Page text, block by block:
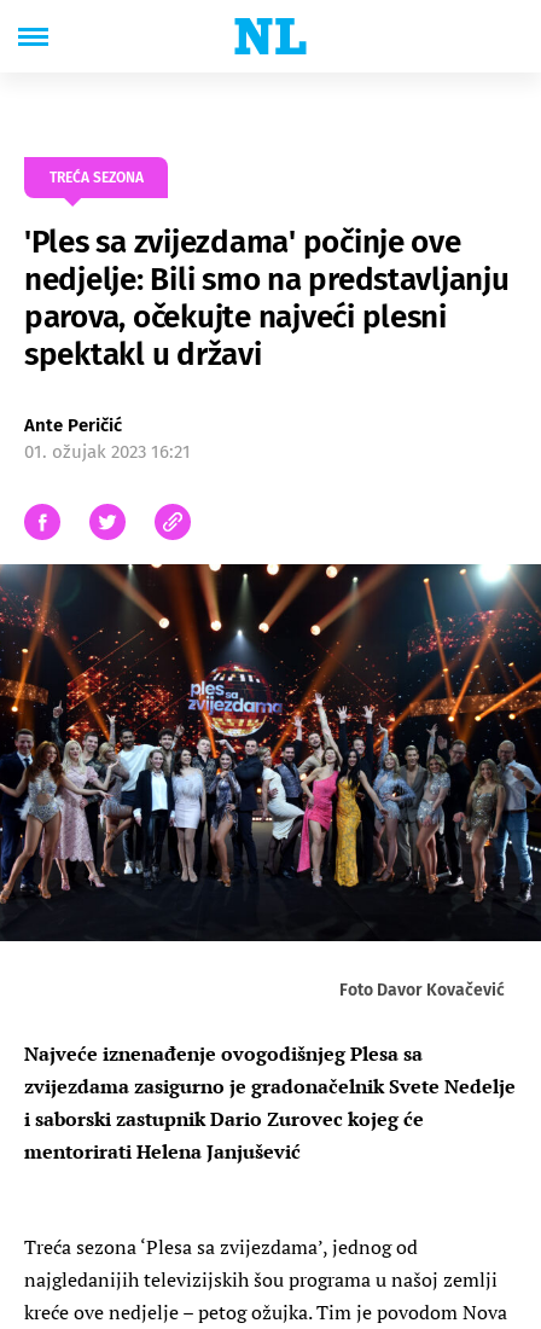
TREĆA SEZONA
'Ples sa zvijezdama' počinje ove
nedjelje: Bili smo na predstavljanju
parova, očekujte najveći plesni
spektakl u državi
Ante Peričić
01. ožujak 2023 16:21
Foto Davor Kovačević
Najveće iznenađenje ovogodišnjeg Plesa sa
zvijezdama zasigurno je gradonačelnik Svete Nedelje
i saborski zastupnik Dario Zurovec kojeg će
mentorirati Helena Janjušević
Treća sezona ‘Plesa sa zvijezdama’, jednog od
najgledanijih televizijskih šou programa u našoj zemlji
kreće ove nedjelje – petog ožujka. Tim je povodom Nova